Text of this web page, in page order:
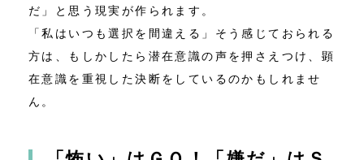
だ」と思う現実が作られます。
「私はいつも選択を間違える」そう感じておられる
方は、もしかしたら潜在意識の声を押さえつけ、顕
在意識を重視した決断をしているのかもしれませ
ん。